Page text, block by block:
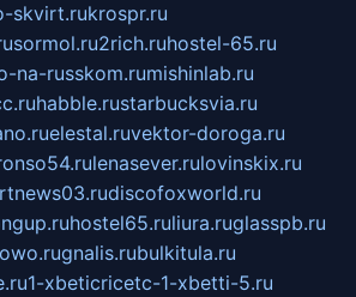
skvirt.rukrospr.ru
sormol.ru2rich.ruhostel-65.ru
na-russkom.rumishinlab.ru
habble.rustarbucksvia.ru
elestal.ruvektor-doroga.ru
lenasever.rulovinskix.ru
discofoxworld.ru
hostel65.ruliura.ruglasspb.ru
gnalis.rubulkitula.ru
1-xbeticricetc-1-xbetti-5.ru